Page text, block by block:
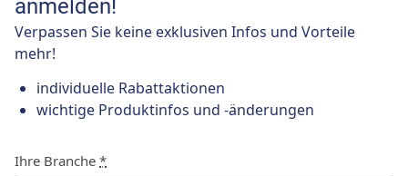
anmelden!
Verpassen Sie keine exklusiven Infos und Vorteile
mehr!
individuelle Rabattaktionen
wichtige Produktinfos und -änderungen
Ihre Branche *